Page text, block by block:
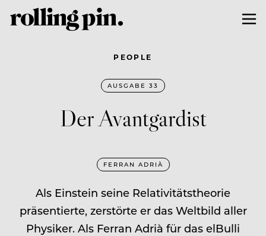
PEOPLE
AUSGABE 33
Der Avantgardist
FERRAN ADRIÀ
Als Einstein seine Relativitätstheorie
präsentierte, zerstörte er das Weltbild aller
Physiker. Als Ferran Adrià für das elBulli